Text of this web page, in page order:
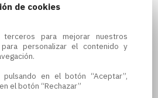
de cookies
para mejorar nuestros
personalizar el contenido y
en el botón “Aceptar”,
el botón “Rechazar”